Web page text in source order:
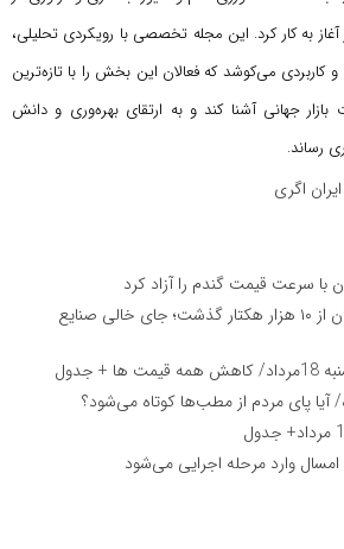
به کار کرد. این مجله تخصصی با رویکردی تحلیلی،
و کاربردی می‌کوشد که فعالان این بخش را با تازه‌ترین
بازار جهانی آشنا کند و به ارتقای بهره‌وری و دانش
رساند.
اگری
با سرعت قیمت گندم را آزاد کرد
کشت گیاهان دارویی اصفهان از ۱۰ هزار هکتار گذشت؛ جای خالی صنایع
جدول
پای مردم از مطب‌ها‌ کوتاه می‌شود؟
وارد مرحله اجرایی می‌شود